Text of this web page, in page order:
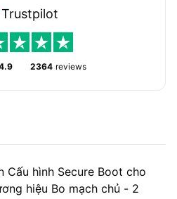
Trustpilot
2364 reviews
Cấu hình Secure Boot cho
hiệu Bo mạch chủ - 2